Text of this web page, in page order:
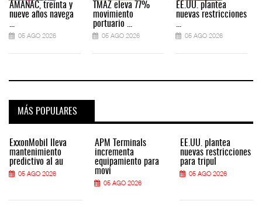
AMANAC, treinta y
nueve años navega
...
05 AGO 2026
TMAZ eleva 77%
movimiento
portuario ...
05 AGO 2026
EE.UU. plantea
nuevas restricciones
...
05 AGO 2026
MÁS POPULARES
ExxonMobil lleva
mantenimiento
predictivo al au
05 AGO 2026
APM Terminals
incrementa
equipamiento para
movi
05 AGO 2026
EE.UU. plantea
nuevas restricciones
para tripul
05 AGO 2026